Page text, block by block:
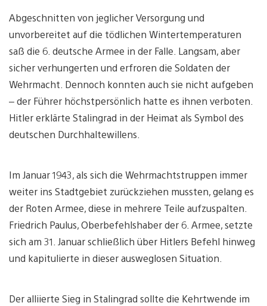
Abgeschnitten von jeglicher Versorgung und
unvorbereitet auf die tödlichen Wintertemperaturen
saß die 6. deutsche Armee in der Falle. Langsam, aber
sicher verhungerten und erfroren die Soldaten der
Wehrmacht. Dennoch konnten auch sie nicht aufgeben
– der Führer höchstpersönlich hatte es ihnen verboten.
Hitler erklärte Stalingrad in der Heimat als Symbol des
deutschen Durchhaltewillens.
Im Januar 1943, als sich die Wehrmachtstruppen immer
weiter ins Stadtgebiet zurückziehen mussten, gelang es
der Roten Armee, diese in mehrere Teile aufzuspalten.
Friedrich Paulus, Oberbefehlshaber der 6. Armee, setzte
sich am 31. Januar schließlich über Hitlers Befehl hinweg
und kapitulierte in dieser ausweglosen Situation.
Der alliierte Sieg in Stalingrad sollte die Kehrtwende im